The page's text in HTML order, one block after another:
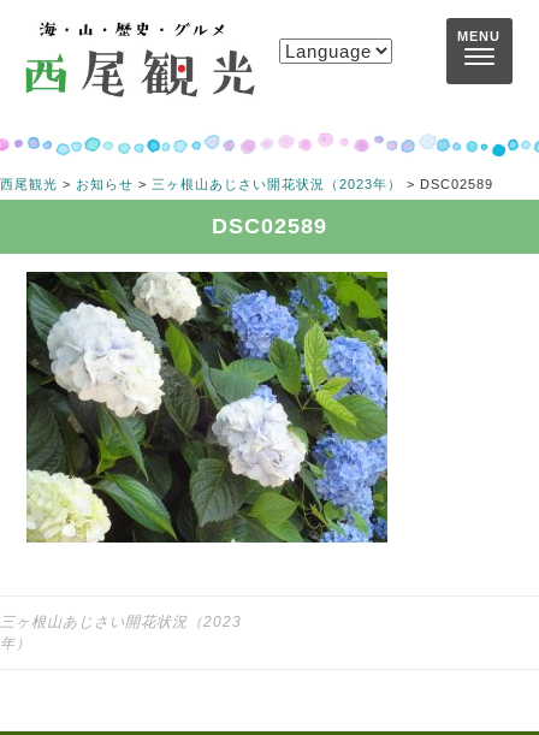
コンテンツへスキップ
西尾観光 > お知らせ > 三ヶ根山あじさい開花状況（2023年） > DSC02589
DSC02589
投稿ナビゲーション
三ヶ根山あじさい開花状況（2023
年）
MENU